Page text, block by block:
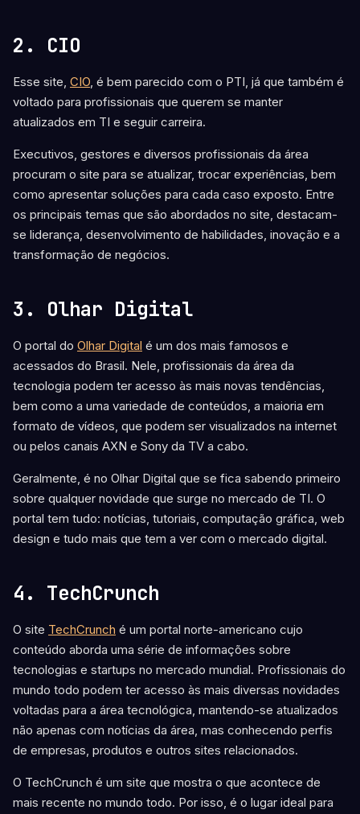
2. CIO
Esse site, CIO, é bem parecido com o PTI, já que também é
voltado para profissionais que querem se manter
atualizados em TI e seguir carreira.
Executivos, gestores e diversos profissionais da área
procuram o site para se atualizar, trocar experiências, bem
como apresentar soluções para cada caso exposto. Entre
os principais temas que são abordados no site, destacam-
se liderança, desenvolvimento de habilidades, inovação e a
transformação de negócios.
3. Olhar Digital
O portal do Olhar Digital é um dos mais famosos e
acessados do Brasil. Nele, profissionais da área da
tecnologia podem ter acesso às mais novas tendências,
bem como a uma variedade de conteúdos, a maioria em
formato de vídeos, que podem ser visualizados na internet
ou pelos canais AXN e Sony da TV a cabo.
Geralmente, é no Olhar Digital que se fica sabendo primeiro
sobre qualquer novidade que surge no mercado de TI. O
portal tem tudo: notícias, tutoriais, computação gráfica, web
design e tudo mais que tem a ver com o mercado digital.
4. TechCrunch
O site TechCrunch é um portal norte-americano cujo
conteúdo aborda uma série de informações sobre
tecnologias e startups no mercado mundial. Profissionais do
mundo todo podem ter acesso às mais diversas novidades
voltadas para a área tecnológica, mantendo-se atualizados
não apenas com notícias da área, mas conhecendo perfis
de empresas, produtos e outros sites relacionados.
O TechCrunch é um site que mostra o que acontece de
mais recente no mundo todo. Por isso, é o lugar ideal para